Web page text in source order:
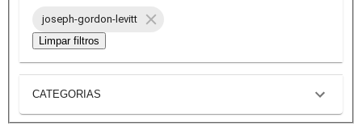
joseph-gordon-levitt
Limpar filtros
CATEGORIAS